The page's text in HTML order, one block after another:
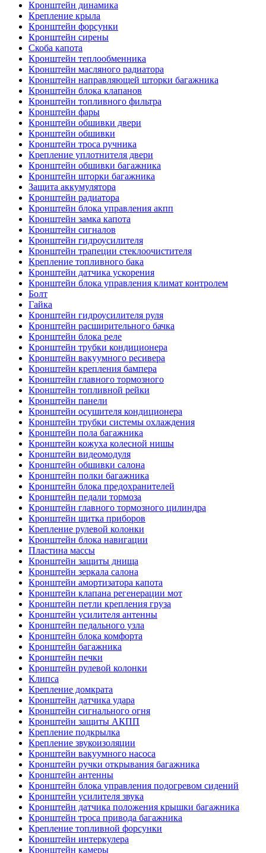
Кронштейн динамика
Крепление крыла
Кронштейн форсунки
Кронштейн сирены
Скоба капота
Кронштейн теплообменника
Кронштейн масляного радиатора
Кронштейн направляющей шторки багажника
Кронштейн блока клапанов
Кронштейн топливного фильтра
Кронштейн фары
Кронштейн обшивки двери
Кронштейн обшивки
Кронштейн троса ручника
Крепление уплотнителя двери
Кронштейн обшивки багажника
Кронштейн шторки багажника
Защита аккумулятора
Кронштейн радиатора
Кронштейн блока управления акпп
Кронштейн замка капота
Кронштейн сигналов
Кронштейн гидроусилителя
Кронштейн трапеции стеклоочистителя
Крепление топливного бака
Кронштейн датчика ускорения
Кронштейн блока управления климат контролем
Болт
Гайка
Кронштейн гидроусилителя руля
Кронштейн расширительного бачка
Кронштейн блока реле
Кронштейн трубки кондиционера
Кронштейн вакуумного ресивера
Кронштейн крепления бампера
Кронштейн главного тормозного
Кронштейн топливной рейки
Кронштейн панели
Кронштейн осушителя кондиционера
Кронштейн трубки системы охлаждения
Кронштейн пола багажника
Кронштейн кожуха колесной нишы
Кронштейн видеомодуля
Кронштейн обшивки салона
Кронштейн полки багажника
Кронштейн блока предохранителей
Кронштейн педали тормоза
Кронштейн главного тормозного цилиндра
Кронштейн щитка приборов
Крепление рулевой колонки
Кронштейн блока навигации
Пластина массы
Кронштейн защиты днища
Кронштейн зеркала салона
Кронштейн амортизатора капота
Кронштейн клапана регенерации мот
Кронштейн петли крепления груза
Кронштейн усилителя антенны
Кронштейн педального узла
Кронштейн блока комфорта
Кронштейн багажника
Кронштейн печки
Кронштейн рулевой колонки
Клипса
Крепление домкрата
Кронштейн датчика удара
Кронштейн сигнального огня
Кронштейн защиты АКПП
Крепление подкрылка
Крепление звукоизоляции
Кронштейн вакуумного насоса
Кронштейн ручки открывания багажника
Кронштейн антенны
Кронштейн блока управления подогревом сидений
Кронштейн усилителя звука
Кронштейн датчика положения крышки багажника
Кронштейн троса привода багажника
Крепление топливной форсунки
Кронштейн интеркулера
Кронштейн камеры